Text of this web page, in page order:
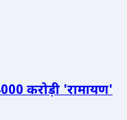
करोड़ी 'रामायण'